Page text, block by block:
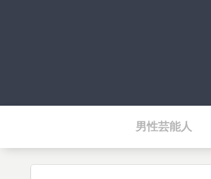
男性芸能人